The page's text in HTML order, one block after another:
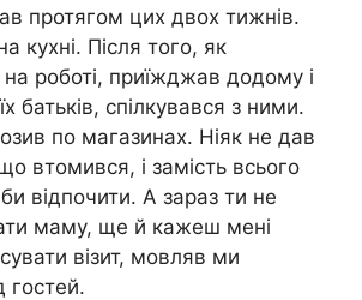
протягом цих двох тижнів.
кухні. Після того, як
роботі, приїжджав додому і
батьків, спілкувався з ними.
по магазинах. Ніяк не дав
втомився, і замість всього
відпочити. А зараз ти не
маму, ще й кажеш мені
візит, мовляв ми
гостей.